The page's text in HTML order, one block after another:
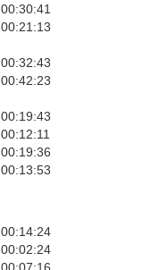
00:30:41
00:21:13
00:32:43
00:42:23
00:19:43
00:12:11
00:19:36
00:13:53
00:14:24
00:02:24